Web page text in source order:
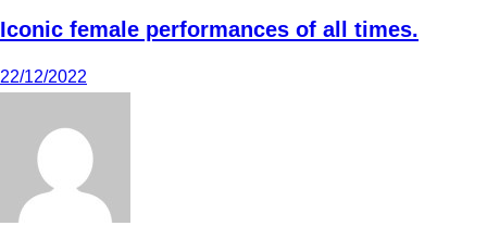
Iconic female performances of all times.
22/12/2022